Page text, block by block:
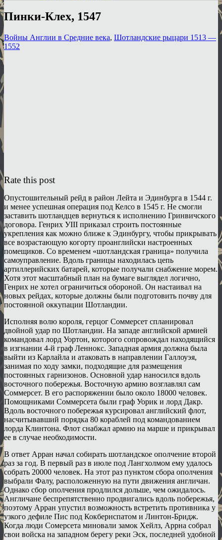
Пинки-Клех, 1547
Войны Англии в Средние века, Шотландские рыцари 1513 —
1552
Rate this post
Опустошительный рейд в район Лейта и Эдинбурга в 1544 г.
и менее успешная операция под Келсо в 1545 г. Не смогли
заставить шотландцев вернуться к исполнению Гринвичского
договора. Генрих УIII приказал строить постоянные
укрепления как можно ближе к Эдинбургу, чтобы прикрывать
все возрастающую когорту проанглийски настроенных
помещиков. Со временем «шотландская граница» получила
самоуправление. Вдоль границы находилась цепь
артиллерийских батарей, которые получали снабжение морем.
Хотя этот масштабный план на бумаге выглядел логично,
Генрих не хотел ограничиться обороной. Он настаивал на
новых рейдах, которые должны были подготовить почву для
постоянной оккупации Шотландии.
Исполняя волю короля, герцог Соммерсет спланировал
двойной удар по Шотландии. На западе английской армией
командовал лорд Уортон, которого сопровождал находящийся
в изгнании 4-й граф Леннокс. Западная армия должна была
выйти из Карлайла и атаковать в направлении Галлоуэя,
занимая по ходу замки, подходящие для размещения
постоянных гарнизонов. Основной удар наносился вдоль
восточного побережья. Восточную армию возглавлял сам
Соммерсет. В его распоряжении было около 18000 человек.
Помощниками Соммерсета были граф Уорик и лорд Дакр.
Вдоль восточного побережья курсировал английский флот,
насчитывавший порядка 80 кораблей под командованием
лорда Клинтона. Флот снабжал армию на марше и прикрывал
ее в случае необходимости.
В ответ Арран начал собирать шотландское ополчение второй
раз за год. В первый раз в июле под Лангхолмом ему удалось
собрать 20000 человек. На этот раз пунктом сбора ополчения
выбрали Фалу, расположенную на пути движения англичан.
Однако сбор ополчения продлился дольше, чем ожидалось.
Англичане беспрепятственно продвигались вдоль побережья,
поэтому Арран упустил возможность встретить противника у
узкого дефиле Пис под Кокбернспатом и Линтон-Бридж.
Когда люди Сомерсета миновали замок Хейлз, Аррна собрал
свои войска на западном берегу реки Эск, последней удобной